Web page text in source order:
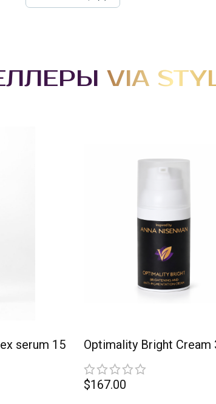
VIA
serum 15
Optimality Bright Cream
$167.00